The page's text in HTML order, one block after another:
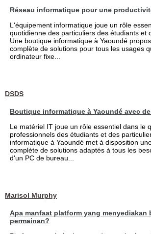
Réseau informatique pour une
L'équipement informatique joue un rôle
quotidienne des particuliers des étudiants et
Une boutique informatique à Yaoundé
complète de solutions pour tous les usages
ordinateur fixe...
DSDS
Boutique informatique à Yaoundé avec
Le matériel IT joue un rôle essentiel dans le
professionnels des étudiants et des
informatique à Yaoundé met à disposition
complète de solutions adaptés à tous les
d'un PC de bureau...
Marisol Murphy
Apa manfaat platform yang menyediakan
permainan?